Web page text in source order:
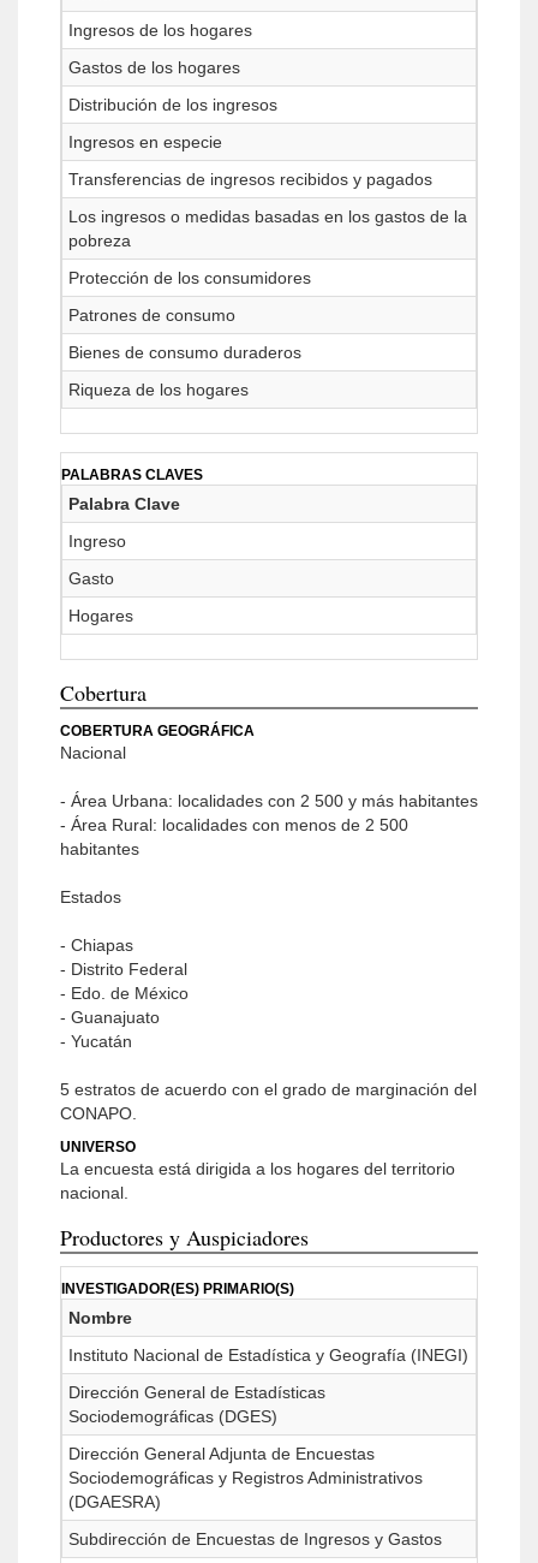
Ingresos de los hogares
Gastos de los hogares
Distribución de los ingresos
Ingresos en especie
Transferencias de ingresos recibidos y pagados
Los ingresos o medidas basadas en los gastos de la
pobreza
Protección de los consumidores
Patrones de consumo
Bienes de consumo duraderos
Riqueza de los hogares
PALABRAS CLAVES
Palabra Clave
Ingreso
Gasto
Hogares
Cobertura
COBERTURA GEOGRÁFICA
Nacional
- Área Urbana: localidades con 2 500 y más habitantes
- Área Rural: localidades con menos de 2 500
habitantes
Estados
- Chiapas
- Distrito Federal
- Edo. de México
- Guanajuato
- Yucatán
5 estratos de acuerdo con el grado de marginación del
CONAPO.
UNIVERSO
La encuesta está dirigida a los hogares del territorio
nacional.
Productores y Auspiciadores
INVESTIGADOR(ES) PRIMARIO(S)
Nombre
Instituto Nacional de Estadística y Geografía (INEGI)
Dirección General de Estadísticas
Sociodemográficas (DGES)
Dirección General Adjunta de Encuestas
Sociodemográficas y Registros Administrativos
(DGAESRA)
Subdirección de Encuestas de Ingresos y Gastos